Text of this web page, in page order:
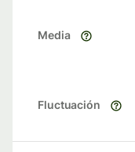
Media
Fluctuación